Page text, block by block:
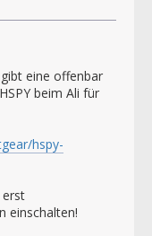
eine offenbar
beim Ali für
hspy-
erst
einschalten!